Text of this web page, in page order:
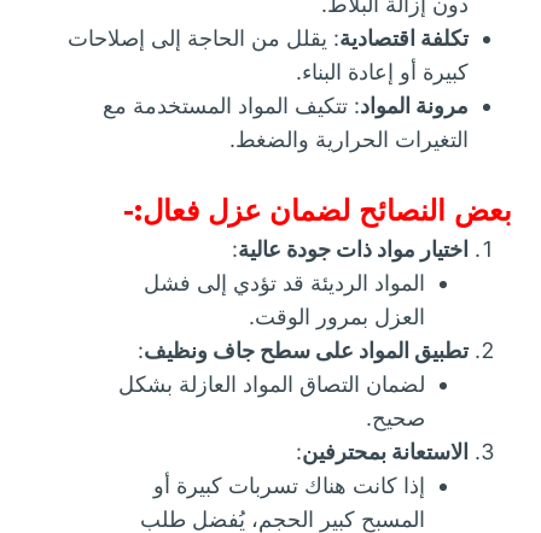
تكلفة اقتصادية: يقلل من الحاجة إلى إصلاحات
كبيرة أو إعادة البناء.
مرونة المواد: تتكيف المواد المستخدمة مع
التغيرات الحرارية والضغط.
بعض النصائح لضمان عزل فعال:-
اختيار مواد ذات جودة عالية:
المواد الرديئة قد تؤدي إلى فشل
العزل بمرور الوقت.
تطبيق المواد على سطح جاف ونظيف:
لضمان التصاق المواد العازلة بشكل
صحيح.
الاستعانة بمحترفين:
إذا كانت هناك تسربات كبيرة أو
المسبح كبير الحجم، يُفضل طلب